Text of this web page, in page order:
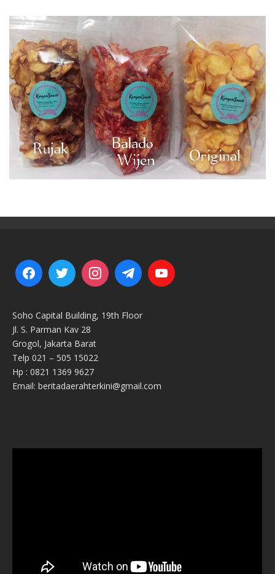
Soho Capital Building, 19th Floor
Jl. S. Parman Kav 28
Grogol, Jakarta Barat
Telp 021 – 505 15022
Hp : 0821 1369 9627
Email: beritadaerahterkini@gmail.com